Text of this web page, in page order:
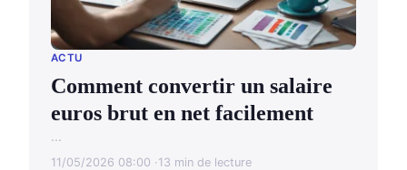
ACTU
Comment convertir un salaire
euros brut en net facilement
...
11/05/2026 08:00 13 min de lecture